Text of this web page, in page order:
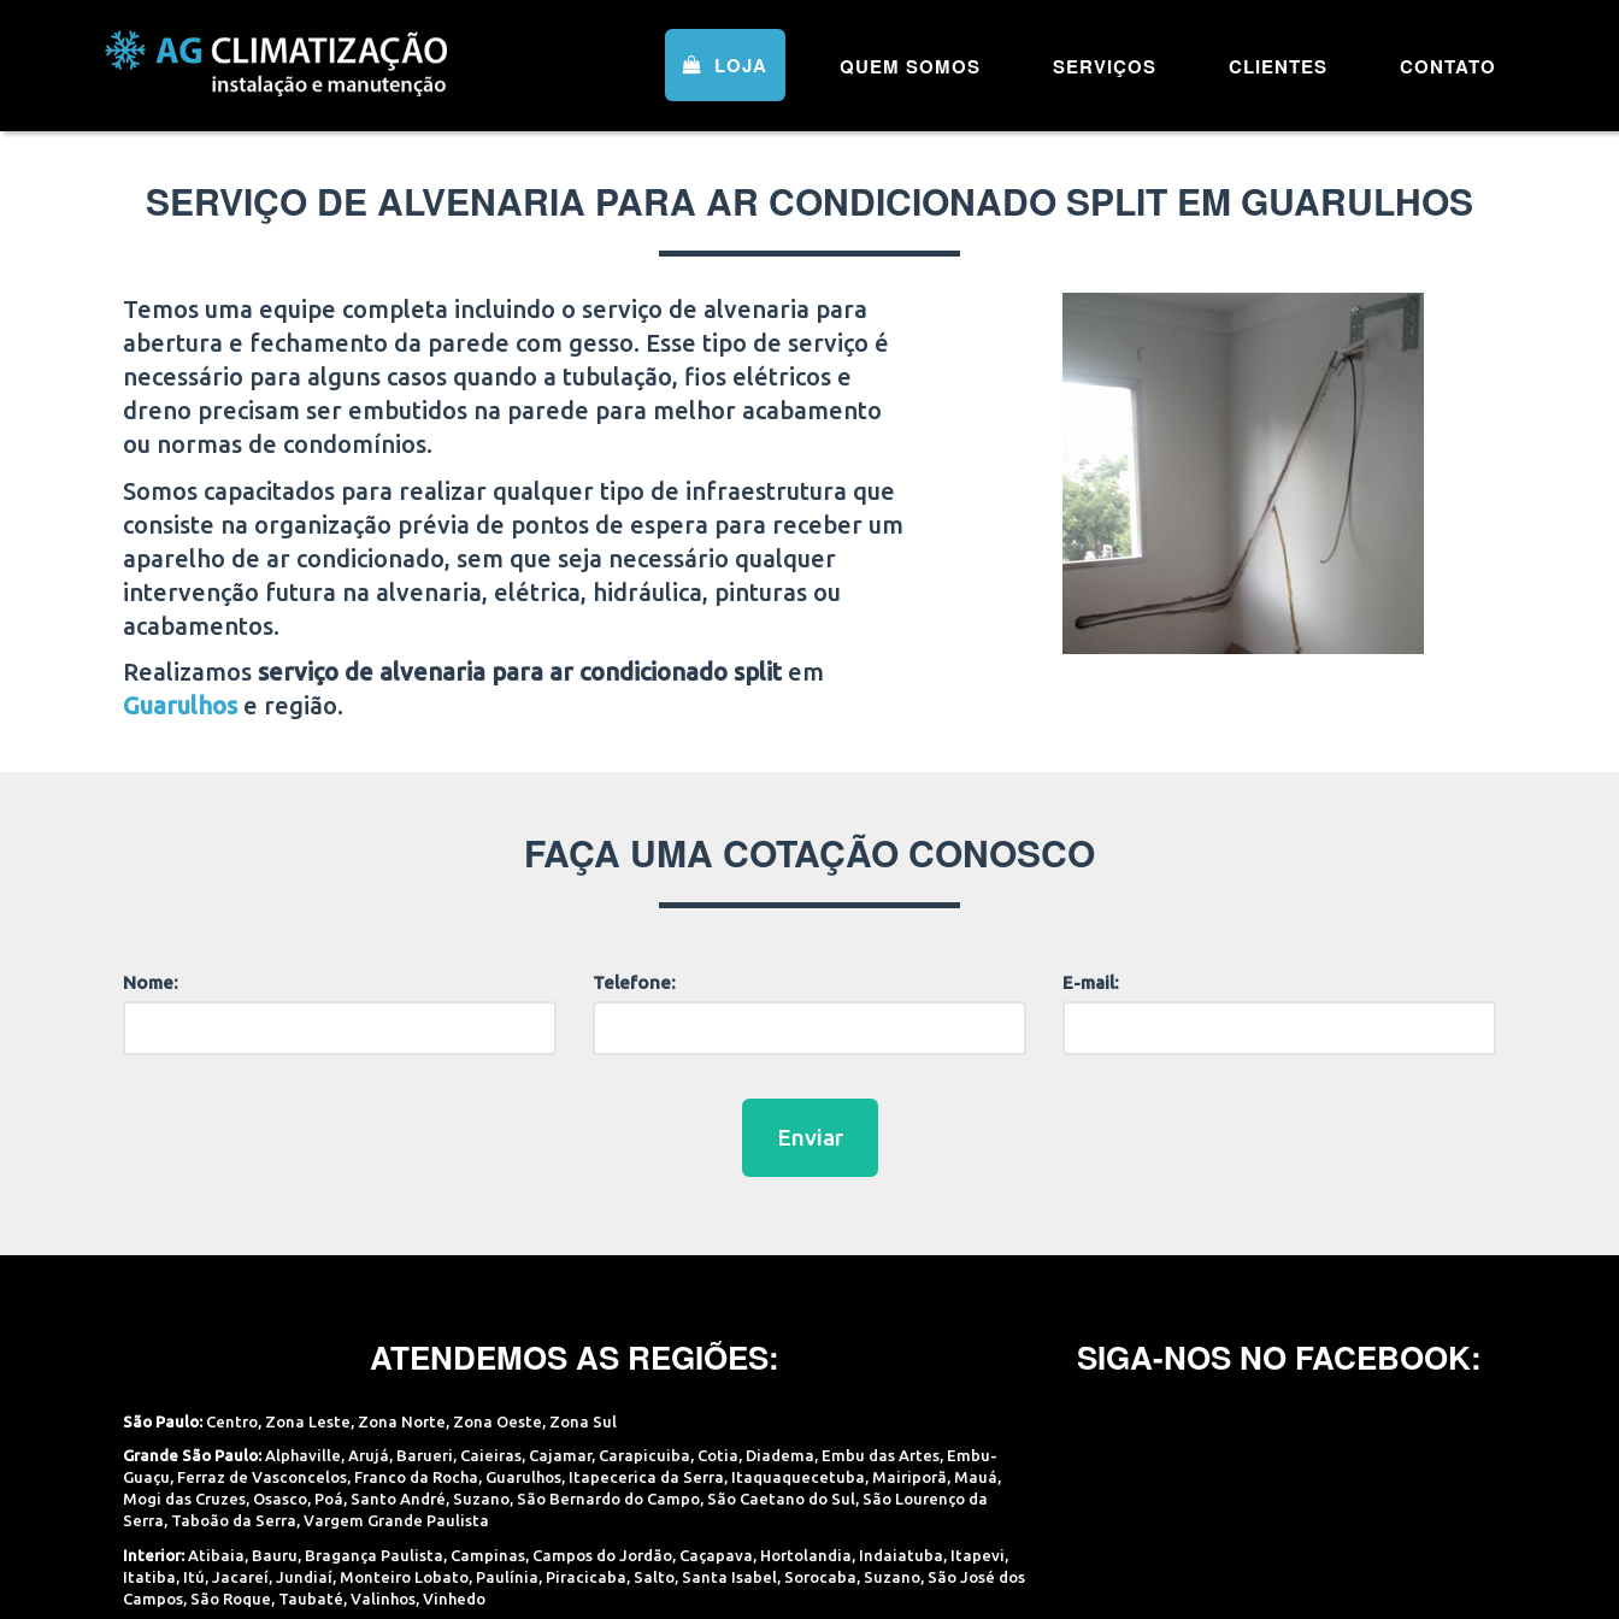
LOJA QUEM SOMOS SERVIÇOS CLIENTES CONTATO
SERVIÇO DE ALVENARIA PARA AR CONDICIONADO SPLIT EM GUARULHOS
Temos uma equipe completa incluindo o serviço de alvenaria para
abertura e fechamento da parede com gesso. Esse tipo de serviço é
necessário para alguns casos quando a tubulação, fios elétricos e
dreno precisam ser embutidos na parede para melhor acabamento
ou normas de condomínios.
Somos capacitados para realizar qualquer tipo de infraestrutura que
consiste na organização prévia de pontos de espera para receber um
aparelho de ar condicionado, sem que seja necessário qualquer
intervenção futura na alvenaria, elétrica, hidráulica, pinturas ou
acabamentos.
Realizamos serviço de alvenaria para ar condicionado splitem
Guarulhose região.
FAÇA UMA COTAÇÃO CONOSCO
Nome: Telefone: E-mail:
Enviar
ATENDEMOS AS REGIÕES:
São Paulo: Centro Zona Leste Zona Norte Zona Oeste Zona Sul
Grande São Paulo: Alphaville, Arujá, Barueri, Caieiras, Cajamar, Carapicuiba, Cotia, Diadema, Embu das Artes, Embu-
Guaçu, Ferraz de Vasconcelos, Franco da Rocha, Guarulhos, Itapecerica da Serra, Itaquaquecetuba, Mairiporã, Mauá,
Mogi das Cruzes, Osasco, Poá, Santo André, Suzano, São Bernardo do Campo, São Caetano do Sul, São Lourenço da
Serra, Taboão da Serra, Vargem Grande Paulista
Interior: Atibaia Bauru Bragança Paulista Campinas Campos do Jordão Caçapava Hortolandia Indaiatuba Itapevi
Itatiba Itú Jacareí Jundiaí Monteiro Lobato Paulínia Piracicaba Salto Santa Isabel Sorocaba Suzano São José dos
Campos São Roque Taubaté Valinhos Vinhedo
SIGA-NOS NO FACEBOOK: